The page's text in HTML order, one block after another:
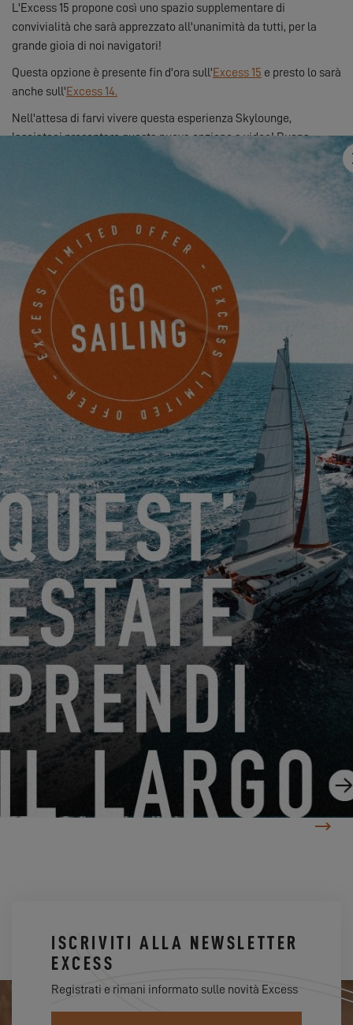
L'Excess 15 propone così uno spazio supplementare di
convivialità che sarà apprezzato all'unanimità da tutti, per la
grande gioia di noi navigatori!
Questa opzione è presente fin d'ora sull'Excess 15 e presto lo sarà
anche sull'Excess 14.
Nell'attesa di farvi vivere questa esperienza Skylounge,
lasciateci presentare questa nuova opzione a video! Buona
Per visualizzare questo video, è
necessario innanzitutto autorizzare
l'utilizzo dei cookie di funzionalita sul
nostro sito.
PARAMÈTRES
YACHTING FESTIVAL CANNES 2022
11.07.22
EXCESS ADOTTA IL DECKING DI SUGHERO!
25.05.22
ISCRIVITI ALLA NEWSLETTER
EXCESS
Registrati e rimani informato sulle novità Excess